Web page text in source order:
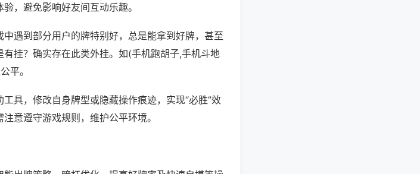
，避免影响好友间互动乐趣。
遇到部分用户的牌特别好，总是能拿到好牌，甚至
挂？确实存在此类外挂。如(手机跑胡子,手机斗地
平。
具，修改自身牌型或隐藏操作痕迹，实现“必胜”效
意遵守游戏规则，维护公平环境。